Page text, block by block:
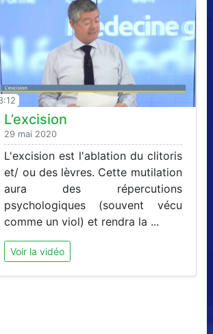
L’excision
29 mai 2020
L'excision est l'ablation du clitoris
et/ ou des lèvres. Cette mutilation
aura des répercutions
psychologiques (souvent vécu
comme un viol) et rendra la ...
Voir la vidéo